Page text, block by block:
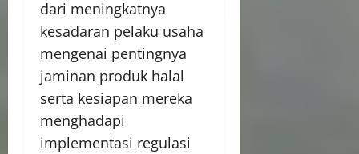
dari meningkatnya
kesadaran pelaku usaha
mengenai pentingnya
jaminan produk halal
serta kesiapan mereka
menghadapi
implementasi regulasi